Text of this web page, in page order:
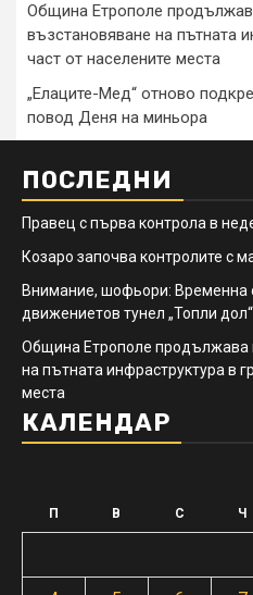
Община Етрополе
възстановяване на пътната
част от населените места
„Елаците-Мед“ отново
повод Деня на миньора
ПОСЛЕДНИ
Правец с първа контрола в
Козаро започва контролите с
Внимание, шофьори: Временна
движениетов тунел „Топли
Община Етрополе продължава
на пътната инфраструктура в
места
КАЛЕНДАР
П В С Ч